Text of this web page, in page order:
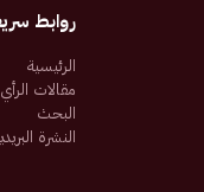
روابط
الرئيسية
مقالات الرأي
البحث
النشرة